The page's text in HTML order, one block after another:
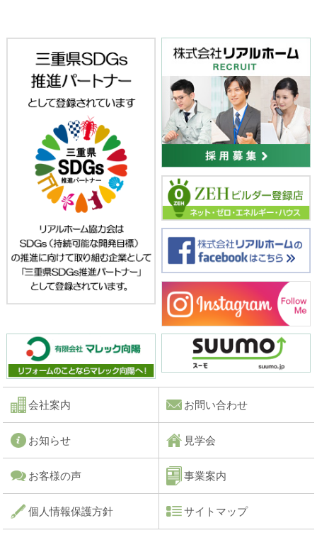
会社案内 お問い合わせ
お知らせ 見学会
お客様の声 事業案内
個人情報保護方針 サイトマップ